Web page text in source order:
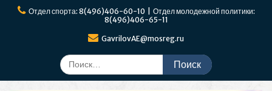
ПерейтиОтдел спорта: 8(496)406-60-10 | Отдел молодежной политики:
8(496)406-65-11
GavrilovAE@mosreg.ru
Поиск
по: